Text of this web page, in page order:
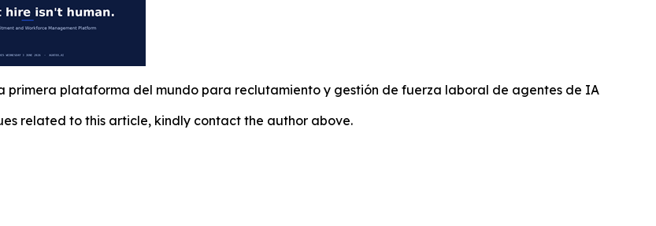
primera plataforma del mundo para reclutamiento y gestión de fuerza laboral de agentes de IA
related to this article, kindly contact the author above.